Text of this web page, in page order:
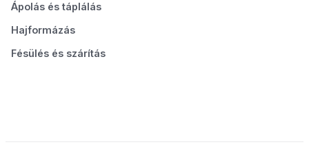
Ápolás és táplálás
Hajformázás
Fésülés és szárítás